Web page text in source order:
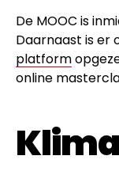
De MOOC is
Daarnaast is er
platform
online